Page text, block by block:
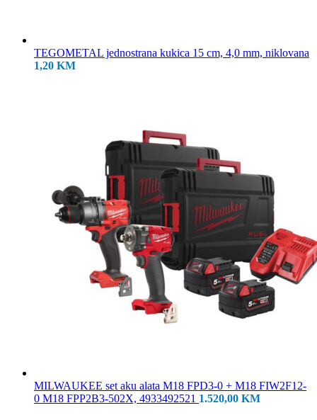
TEGOMETAL jednostrana kukica 15 cm, 4,0 mm, niklovana
1,20 KM
MILWAUKEE set aku alata M18 FPD3-0 + M18 FIW2F12-
0 M18 FPP2B3-502X, 4933492521 1.520,00 KM